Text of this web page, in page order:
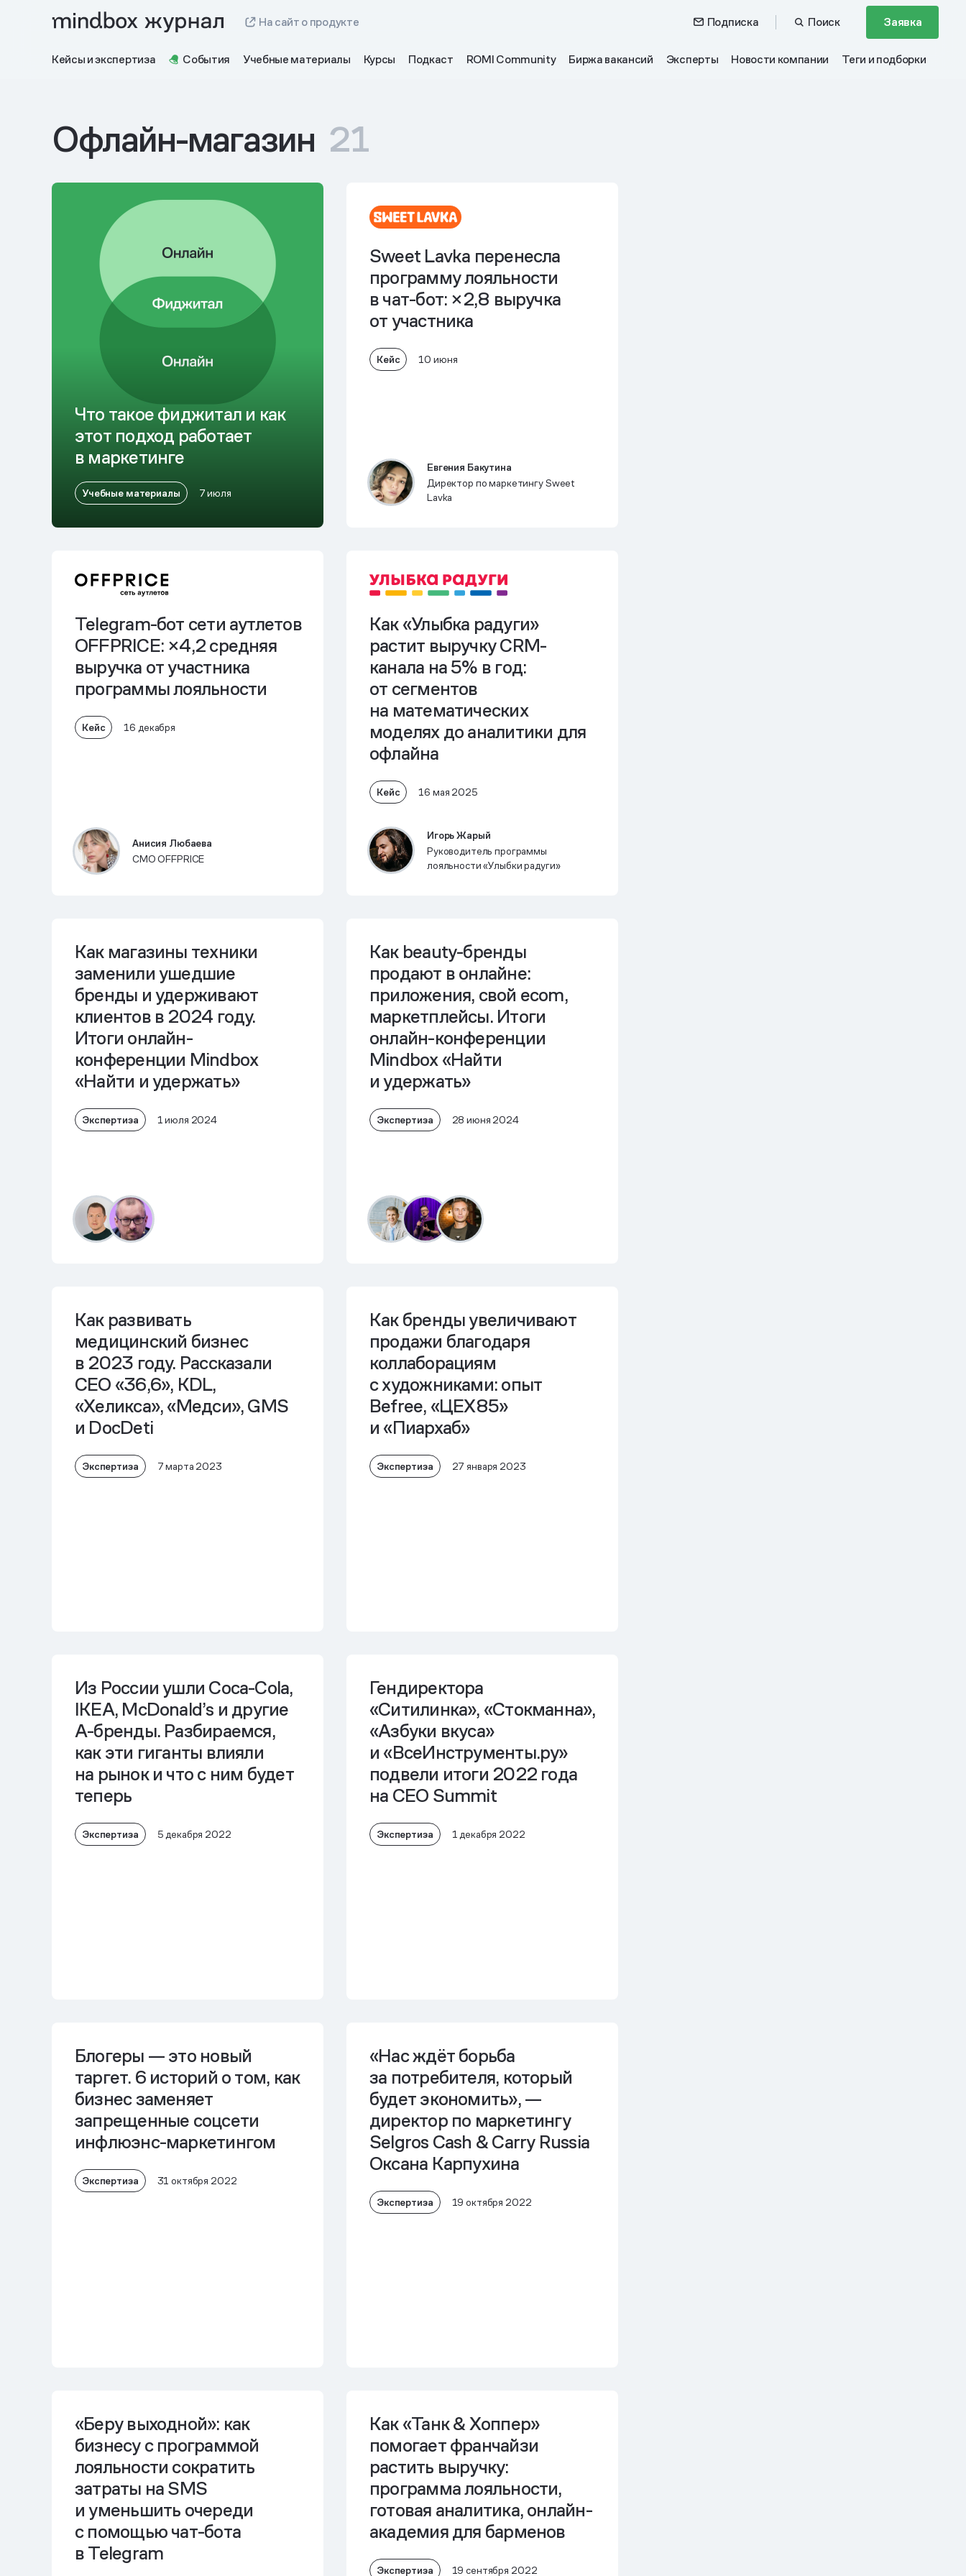
На сайт о продукте Подписка Поиск Заявка
Кейсы и экспертиза События Учебные материалы Курсы Подкаст ROMI Community Биржа вакансий Эксперты Новости компании Теги и подборки
Офлайн-магазин 21
Что такое фиджитал и как
этот подход работает
в маркетинге
Учебные материалы 7 июля
Sweet Lavka перенесла
программу лояльности
в чат-бот: ×2,8 выручка
от участника
Кейс 10 июня
Евгения Бакутина
Директор по маркетингу Sweet
Lavka
Telegram-бот сети аутлетов
OFFPRICE: ×4,2 средняя
выручка от участника
программы лояльности
Кейс 16 декабря
Анисия Любаева
CMO OFFPRICE
Как «Улыбка радуги»
растит выручку CRM-
канала на 5% в год:
от сегментов
на математических
моделях до аналитики для
офлайна
Кейс 16 мая 2025
Игорь Жарый
Руководитель программы
лояльности «Улыбки радуги»
Как магазины техники
заменили ушедшие
бренды и удерживают
клиентов в 2024 году.
Итоги онлайн-
конференции Mindbox
«Найти и удержать»
Экспертиза 1 июля 2024
Как beauty-бренды
продают в онлайне:
приложения, свой ecom,
маркетплейсы. Итоги
онлайн-конференции
Mindbox «Найти
и удержать»
Экспертиза 28 июня 2024
Как развивать
медицинский бизнес
в 2023 году. Рассказали
CEO «36,6», KDL,
«Хеликса», «Медси», GMS
и DocDeti
Экспертиза 7 марта 2023
Как бренды увеличивают
продажи благодаря
коллаборациям
с художниками: опыт
Befree, «ЦЕХ85»
и «Пиархаб»
Экспертиза 27 января 2023
Из России ушли Coca-Cola,
IKEA, McDonald’s и другие
А-бренды. Разбираемся,
как эти гиганты влияли
на рынок и что с ним будет
теперь
Экспертиза 5 декабря 2022
Гендиректора
«Ситилинка», «Стокманна»,
«Азбуки вкуса»
и «ВсеИнструменты.ру»
подвели итоги 2022 года
на CEO Summit
Экспертиза 1 декабря 2022
Блогеры — это новый
таргет. 6 историй о том, как
бизнес заменяет
запрещенные соцсети
инфлюэнс-маркетингом
Экспертиза 31 октября 2022
«Нас ждёт борьба
за потребителя, который
будет экономить», —
директор по маркетингу
Selgros Cash & Carry Russia
Оксана Карпухина
Экспертиза 19 октября 2022
«Беру выходной»: как
бизнесу с программой
лояльности сократить
затраты на SMS
и уменьшить очереди
с помощью чат-бота
в Telegram
Как «Танк & Хоппер»
помогает франчайзи
растить выручку:
программа лояльности,
готовая аналитика, онлайн-
академия для барменов
Экспертиза 19 сентября 2022